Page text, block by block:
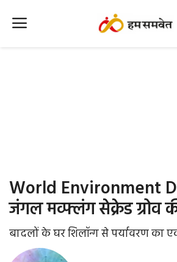
Office Office
Farm & Food
World Environment
जंगल मव्फ्लंग सेक्रेड ग्रोव
बादलों के घर शिलॉन्ग से पर्यावरण का